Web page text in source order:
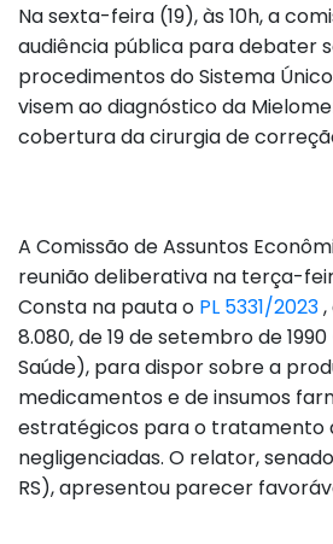
Na sexta-feira (19), às 10h, a
audiência pública para debater
procedimentos do Sistema
visem ao diagnóstico da
cobertura da cirurgia de
A Comissão de Assuntos
reunião deliberativa na terça-
Consta na pauta o PL 5331/2023
8.080, de 19 de setembro de
Saúde), para dispor sobre a
medicamentos e de insumos
estratégicos para o tratamento
negligenciadas. O relator,
RS), apresentou parecer